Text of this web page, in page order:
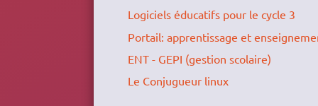
Logiciels éducatifs pour le cycle 3
Portail: apprentissage et
ENT - GEPI (gestion scolaire)
Le Conjugueur linux